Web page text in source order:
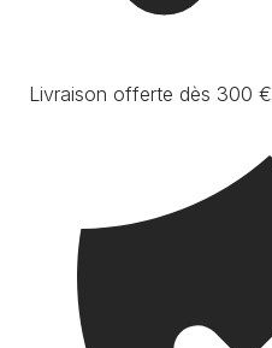
Livraison offerte dès 300 €